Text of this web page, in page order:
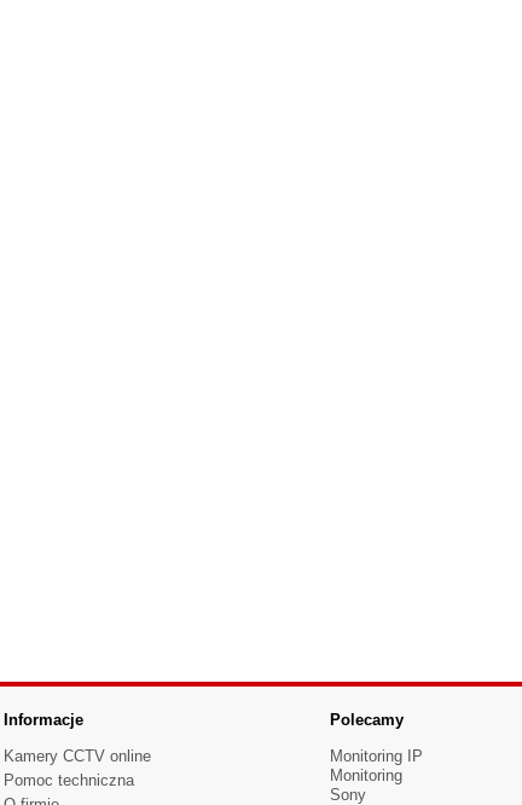
Informacje
Kamery CCTV online
Pomoc techniczna
Polecamy
Monitoring IP
Monitoring
Sony